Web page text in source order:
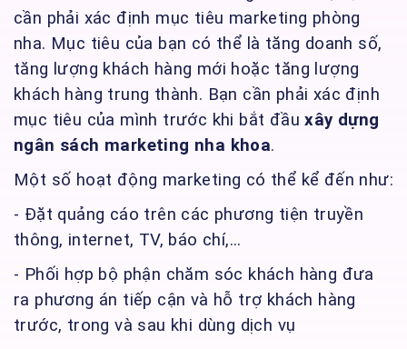
cần phải xác định mục tiêu marketing phòng
nha. Mục tiêu của bạn có thể là tăng doanh số,
tăng lượng khách hàng mới hoặc tăng lượng
khách hàng trung thành. Bạn cần phải xác định
mục tiêu của mình trước khi bắt đầuxây dựng
ngân sách marketing nha khoa.
Một số hoạt động marketing có thể kể đến như:
- Đặt quảng cáo trên các phương tiện truyền
thông, internet, TV, báo chí,...
- Phối hợp bộ phận chăm sóc khách hàng đưa
ra phương án tiếp cận và hỗ trợ khách hàng
trước, trong và sau khi dùng dịch vụ